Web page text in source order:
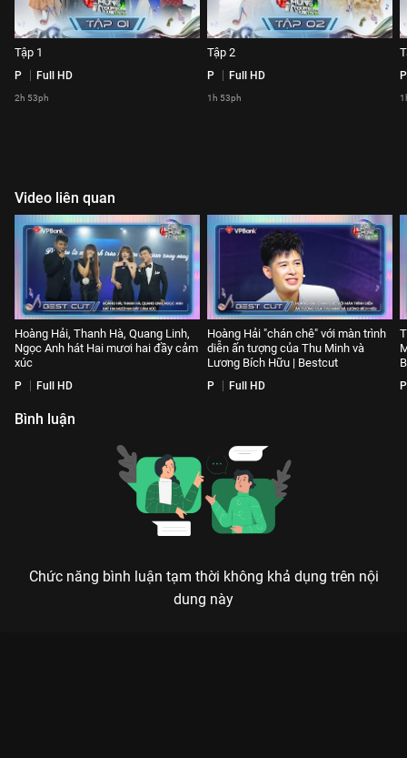
Tập 1
P Full HD
2h 53ph
Tập 2
P Full HD
1h 53ph
P
Video liên quan
Hoàng Hải, Thanh Hà, Quang Linh,
Ngọc Anh hát Hai mươi hai đầy cảm
xúc
P Full HD
Hoàng Hải "chán chê" với màn trình
diễn ấn tượng của Thu Minh và
Lương Bích Hữu | Bestcut
P Full HD P
Bình luận
Chức năng bình luận tạm thời không khả dụng trên nội
dung này